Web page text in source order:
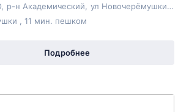
р-н Академический
ул Новочерёмушкинская
, 11 мин. пешком
Подробнее